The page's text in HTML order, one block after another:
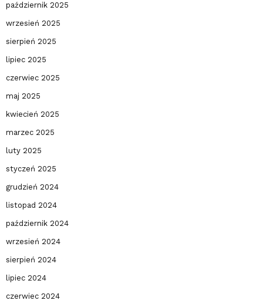
październik 2025
wrzesień 2025
sierpień 2025
lipiec 2025
czerwiec 2025
maj 2025
kwiecień 2025
marzec 2025
luty 2025
styczeń 2025
grudzień 2024
listopad 2024
październik 2024
wrzesień 2024
sierpień 2024
lipiec 2024
czerwiec 2024